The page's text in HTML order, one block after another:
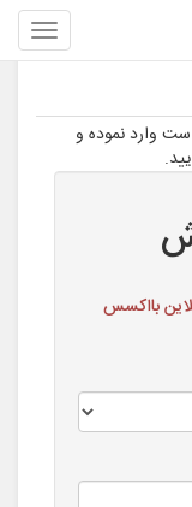
وارد نموده و
بااکسس